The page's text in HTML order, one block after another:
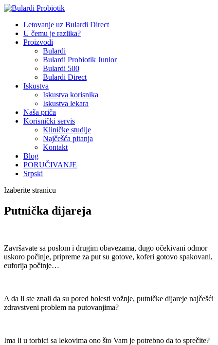
Letovanje uz Bulardi Direct
U čemu je razlika?
Proizvodi
Bulardi
Bulardi Probiotik Junior
Bulardi 500
Bulardi Direct
Iskustva
Iskustva korisnika
Iskustva lekara
Naša priča
Korisnički servis
Kliničke studije
Najčešća pitanja
Kontakt
Blog
PORUČIVANJE
Srpski
Izaberite stranicu
Putnička dijareja
Završavate sa poslom i drugim obavezama, dugo očekivani odmor
uskoro počinje, pripreme za put su gotove, koferi gotovo spakovani,
euforija počinje…
A da li ste znali da su pored bolesti vožnje, putničke dijareje najčešći
zdravstveni problem na putovanjima?
Ima li u torbici sa lekovima ono što Vam je potrebno da to sprečite?